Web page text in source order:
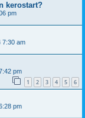
kerostart?
pm
7:30 am
pm
1 2 3 4 5 6
pm